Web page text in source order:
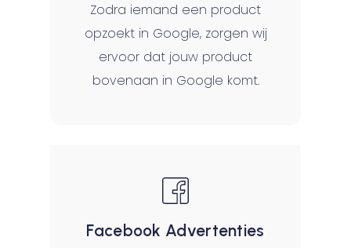
Zodra iemand een product
opzoekt in Google, zorgen wij
ervoor dat jouw product
bovenaan in Google komt.
Facebook Advertenties